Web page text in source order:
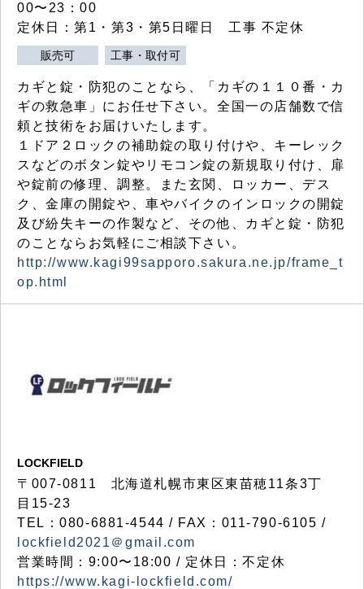
00〜23：00
定休日：第1・第3・第5日曜日 工事 不定休
販売可 工事・取付可
カギと錠・防犯のことなら、「カギの１１０番・カ
ギの救急車」にお任せ下さい。全国一の店舗数で信
頼と技術をお届けいたします。
１ドア２ロックの補助錠の取り付けや、キーレック
スなどのボタン錠やリモコン錠の新規取り付け、扉
や錠前の修理、調整。また玄関、ロッカー、デス
ク、金庫の開錠や、車やバイクのインロックの開錠
及び紛失キーの作製など、その他、カギと錠・防犯
のことならお気軽にご相談下さい。
http://www.kagi99sapporo.sakura.ne.jp/frame_t
op.html
LOCKFIELD
〒007-0811 北海道札幌市東区東苗穂11条3丁
目15-23
TEL：080-6881-4544 / FAX：011-790-6105 /
lockfield2021＠gmail.com
営業時間：9:00〜18:00 / 定休日：不定休
https://www.kagi-lockfield.com/